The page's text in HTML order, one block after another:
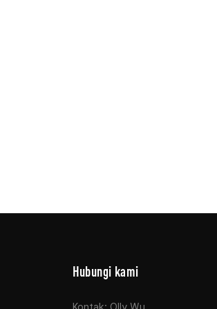
Hubungi kami
Kontak: Olly Wu